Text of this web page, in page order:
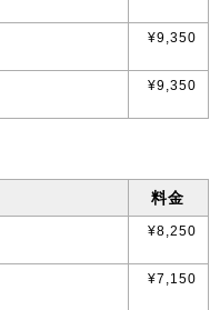
¥9,350
¥9,350
料金
¥8,250
¥7,150